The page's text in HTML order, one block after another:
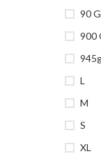
90
900
L
M
S
XL